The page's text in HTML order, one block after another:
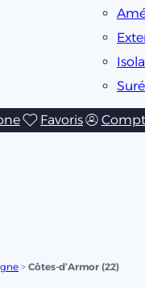
Favoris
> Côtes-d’Armor (22)